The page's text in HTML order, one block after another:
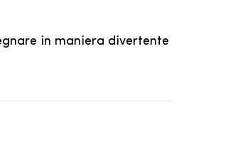
in maniera divertente